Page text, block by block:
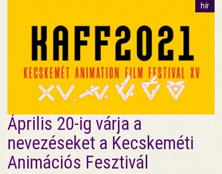
hír
Április 20-ig várja a
nevezéseket a Kecskeméti
Animációs Fesztivál